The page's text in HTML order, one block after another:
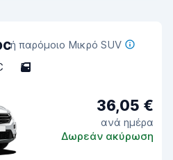
ή παρόμοιο Μικρό SUV
5
36,05 €
ανά ημέρα
Δωρεάν ακύρωση